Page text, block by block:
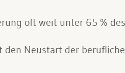
oft weit unter 65 %
Neustart der